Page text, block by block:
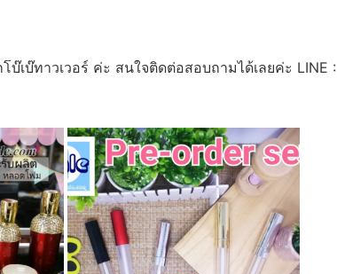
บ๊ทาวเวอร์ ค่ะ สนใจติดต่อสอบถามได้เลยค่ะ